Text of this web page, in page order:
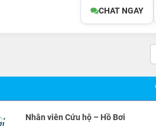
CHAT NGAY
Nhân viên Cứu hộ – Hồ Bơi